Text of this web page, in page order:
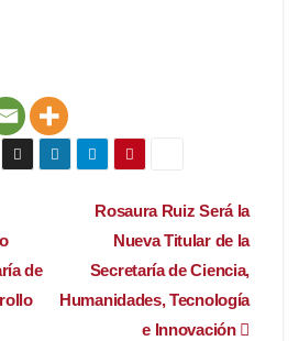
Rosaura Ruiz Será la
Nueva Titular de la
Secretaría de Ciencia,
Humanidades, Tecnología
e Innovación
de